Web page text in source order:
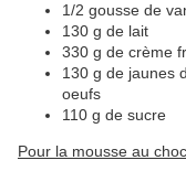
1/2 gousse de
130 g de lait
330 g de crème
130 g de jaunes
oeufs
110 g de sucre
Pour la mousse au